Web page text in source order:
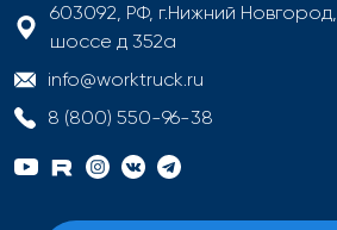
603092, РФ, г.Нижний
шоссе д 352а
info@worktruck.ru
8 (800) 550-96-38